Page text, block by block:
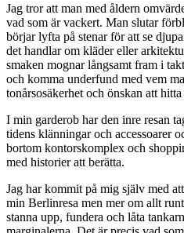
Jag tror att man med åldern
vad som är vackert. Man slutar
börjar lyfta på stenar för att se
det handlar om kläder eller
smaken mognar långsamt fram i
och komma underfund med vem
tonårsosäkerhet och önskan att
I min garderob har den inre resan
tidens klänningar och accessoarer
bortom kontorskomplex och
med historier att berätta.
Jag har kommit på mig själv med
min Berlinresa men mer om allt
stanna upp, fundera och låta